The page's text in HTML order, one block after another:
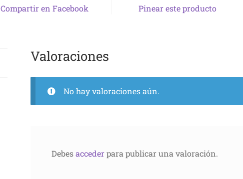
Compartir en Facebook Pinear este producto
Valoraciones
No hay valoraciones aún.
Debesaccederpara publicar una valoración.